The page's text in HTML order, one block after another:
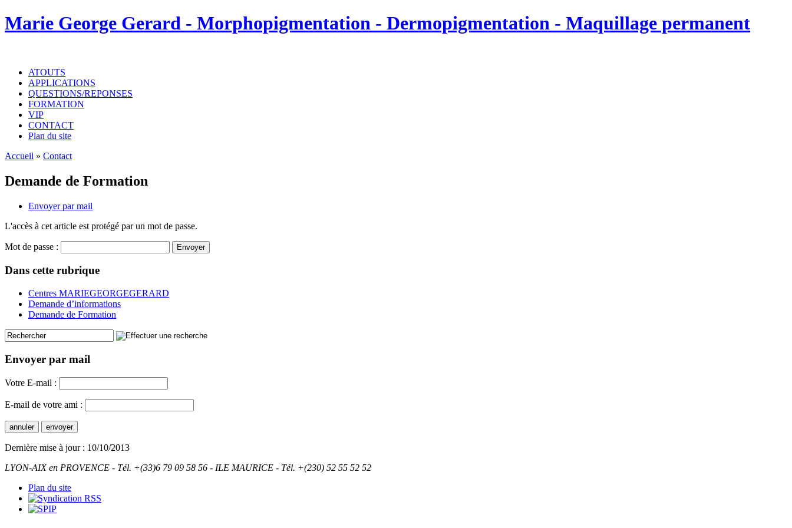
Marie George Gerard - Morphopigmentation - Dermopigmentation - Maquillage permanent
ATOUTS
APPLICATIONS
QUESTIONS/REPONSES
FORMATION
VIP
CONTACT
Plan du site
Accueil » Contact
Demande de Formation
Envoyer par mail
L'accès à cet article est protégé par un mot de passe.
Mot de passe :
Dans cette rubrique
Centres MARIEGEORGEGERARD
Demande d’informations
Demande de Formation
Envoyer par mail
Votre E-mail :
E-mail de votre ami :
Dernière mise à jour : 10/10/2013
LYON-AIX en PROVENCE - Tél. +(33)6 79 09 58 56 - ILE MAURICE - Tél. +(230) 52 55 52 52
Plan du site